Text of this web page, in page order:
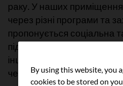
раку. У наших
через різні програми та
пропонується соціальна
підтримка. Це місця, де ви
інших людей з раком та
через що ви проходите.
By using this website, you
cookies to be stored on